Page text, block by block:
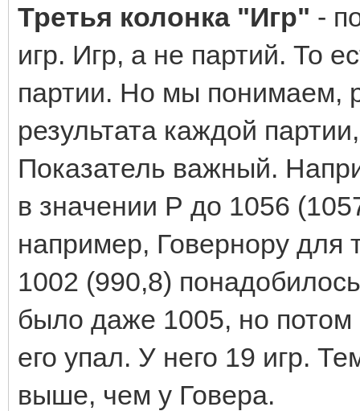
Третья колонка "Игр" -
игр. Игр, а не партий. То
партии. Но мы понимаем,
результата каждой
Показатель важный.
в значении Р до 1056
например, Говернору для
1002 (990,8)
было даже 1005, но потом
его упал. У него 19 игр.
выше, чем у Говера.